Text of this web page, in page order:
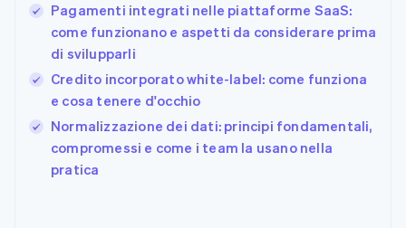
Pagamenti integrati nelle piattaforme SaaS:
come funzionano e aspetti da considerare prima
di svilupparli
Credito incorporato white-label: come funziona
e cosa tenere d'occhio
Normalizzazione dei dati: principi fondamentali,
compromessi e come i team la usano nella
pratica
DeutschEnglish
Giappone
日本語English
English
Grecia
English
India
English
Irlanda